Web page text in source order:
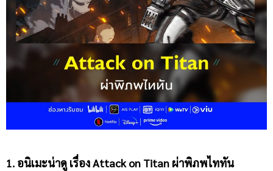
1. อนิเมะน่าดู เรื่องAttack on Titan ผ่าพิภพไททัน